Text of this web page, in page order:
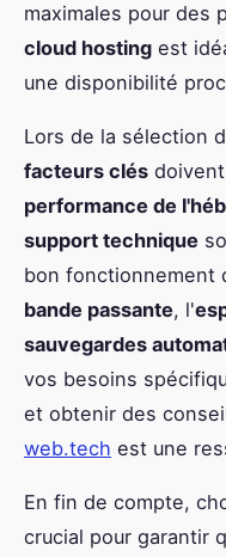
maximales pour des
cloud hosting est
une disponibilité
Lors de la sélection
facteurs clés
performance de
support technique
bon fonctionnement
bande passante, l'
sauvegardes
vos besoins
et obtenir des
web.tech est une
En fin de compte,
crucial pour garantir